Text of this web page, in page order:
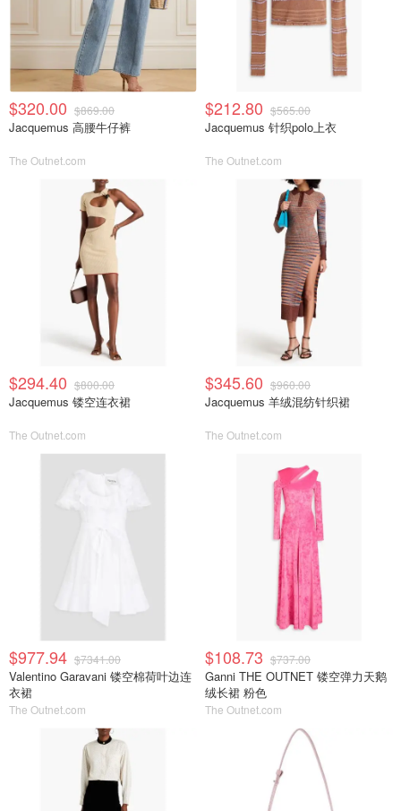
$320.00 $869.00
Jacquemus 高腰牛仔裤
The Outnet.com
$212.80 $565.00
Jacquemus 针织polo上衣
The Outnet.com
$294.40 $800.00
Jacquemus 镂空连衣裙
The Outnet.com
$345.60 $960.00
Jacquemus 羊绒混纺针织裙
The Outnet.com
$977.94 $7341.00
Valentino Garavani 镂空棉荷叶边连
衣裙
The Outnet.com
$108.73 $737.00
Ganni THE OUTNET 镂空弹力天鹅
绒长裙 粉色
The Outnet.com